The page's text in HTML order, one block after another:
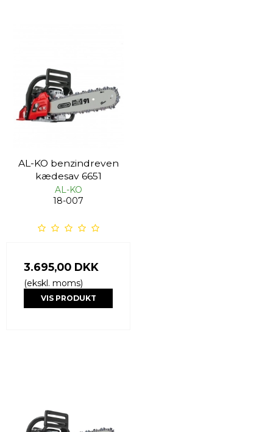
AL-KO benzindreven
kædesav 6651
AL-KO
18-007
3.695,00 DKK
(ekskl. moms)
VIS PRODUKT